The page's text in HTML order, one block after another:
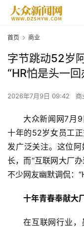
首页 商业
字节跳动52岁
“HR怕是头一回
2026年7月9日 09:42 商
大众新闻网7月
十年的52岁女员工
发广泛关注。这位
长，而“互联网大厂
不少网友幽默调侃：
十年青春奉献大
在互联网行业